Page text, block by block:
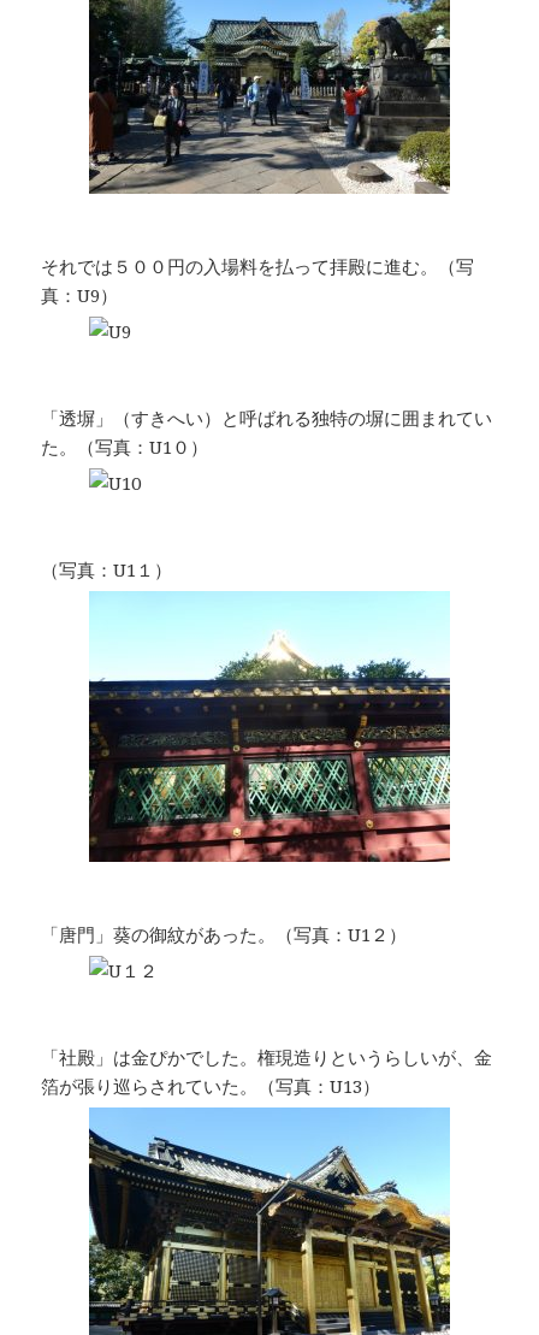
それでは５００円の入場料を払って拝殿に進む。（写
真：U9）
「透塀」（すきへい）と呼ばれる独特の塀に囲まれてい
た。（写真：U1０）
（写真：U1１）
「唐門」葵の御紋があった。（写真：U1２）
「社殿」は金ぴかでした。権現造りというらしいが、金
箔が張り巡らされていた。（写真：U13）